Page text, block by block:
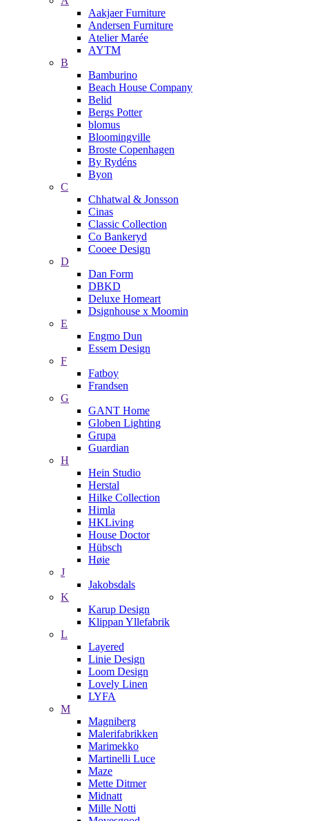
Aakjaer Furniture
Andersen Furniture
Atelier Marée
AYTM
B
Bamburino
Beach House Company
Belid
Bergs Potter
blomus
Bloomingville
Broste Copenhagen
By Rydéns
Byon
C
Chhatwal & Jonsson
Cinas
Classic Collection
Co Bankeryd
Cooee Design
D
Dan Form
DBKD
Deluxe Homeart
Dsignhouse x Moomin
E
Engmo Dun
Essem Design
F
Fatboy
Frandsen
G
GANT Home
Globen Lighting
Grupa
Guardian
H
Hein Studio
Herstal
Hilke Collection
Himla
HKLiving
House Doctor
Hübsch
Høie
J
Jakobsdals
K
Karup Design
Klippan Yllefabrik
L
Layered
Linie Design
Loom Design
Lovely Linen
LYFA
M
Magniberg
Malerifabrikken
Marimekko
Martinelli Luce
Maze
Mette Ditmer
Midnatt
Mille Notti